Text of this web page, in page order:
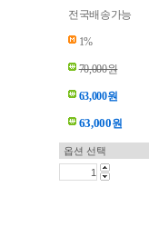
전국배송가능
1%
70,000원
63,000원
63,000원